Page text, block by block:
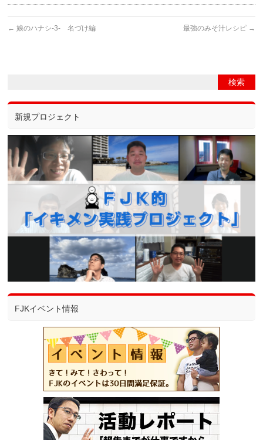
← 娘のハナシ-3- 名づけ編 最強のみそ汁レシピ →
新規プロジェクト
FJKイベント情報